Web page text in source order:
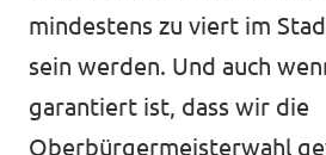
mindestens zu viert im
sein werden. Und auch
garantiert ist, dass wir die
Oberbürgermeisterwahl